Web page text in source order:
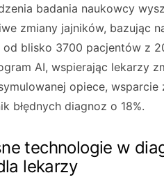
badania naukowcy
zmiany jajników, bazując
blisko 3700 pacjentów z
AI, wspierając lekarzy
opiece,
błędnych diagnoz o 18%.
technologie w
lekarzy